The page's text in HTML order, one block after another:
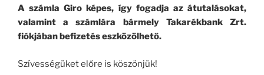
A számla Giro képes, így fogadja az átutalásokat,
valamint a számlára bármely Takarékbank Zrt.
fiókjában befizetés eszközölhető.
Szívességüket előre is köszönjük!